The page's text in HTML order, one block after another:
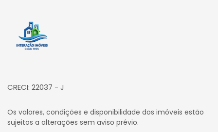
Página inicial
CRECI: 22037 - J
Os valores, condições e disponibilidade dos imóveis estão
sujeitos a alterações sem aviso prévio.